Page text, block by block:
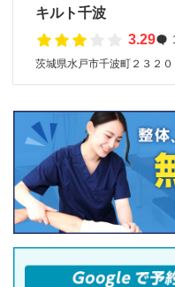
キルト千波
3.29
茨城県水戸市千波町２３２０